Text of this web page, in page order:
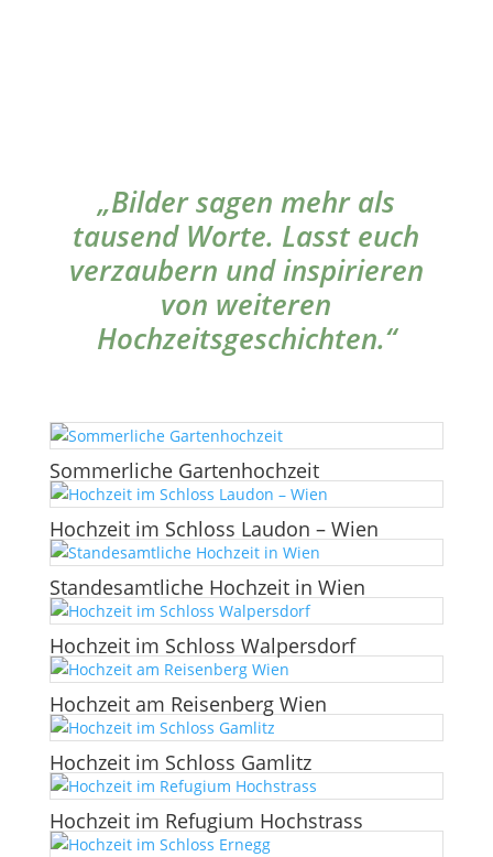
„Bilder sagen mehr als
tausend Worte. Lasst euch
verzaubern und inspirieren
von weiteren
Hochzeitsgeschichten.“
Sommerliche Gartenhochzeit
Hochzeit im Schloss Laudon – Wien
Standesamtliche Hochzeit in Wien
Hochzeit im Schloss Walpersdorf
Hochzeit am Reisenberg Wien
Hochzeit im Schloss Gamlitz
Hochzeit im Refugium Hochstrass